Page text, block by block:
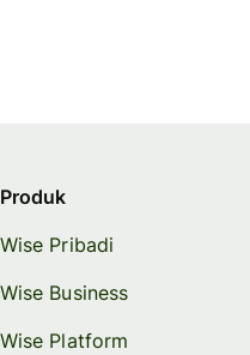
Produk
Wise Pribadi
Wise Business
Wise Platform